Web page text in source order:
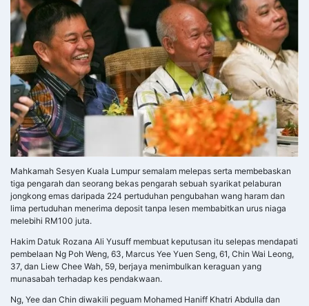
Mahkamah Sesyen Kuala Lumpur semalam melepas serta membebaskan
tiga pengarah dan seorang bekas pengarah sebuah syarikat pelaburan
jongkong emas daripada 224 pertuduhan pengubahan wang haram dan
lima pertuduhan menerima deposit tanpa lesen membabitkan urus niaga
melebihi RM100 juta.
Hakim Datuk Rozana Ali Yusuff membuat keputusan itu selepas mendapati
pembelaan Ng Poh Weng, 63, Marcus Yee Yuen Seng, 61, Chin Wai Leong,
37, dan Liew Chee Wah, 59, berjaya menimbulkan keraguan yang
munasabah terhadap kes pendakwaan.
Ng, Yee dan Chin diwakili peguam Mohamed Haniff Khatri Abdulla dan